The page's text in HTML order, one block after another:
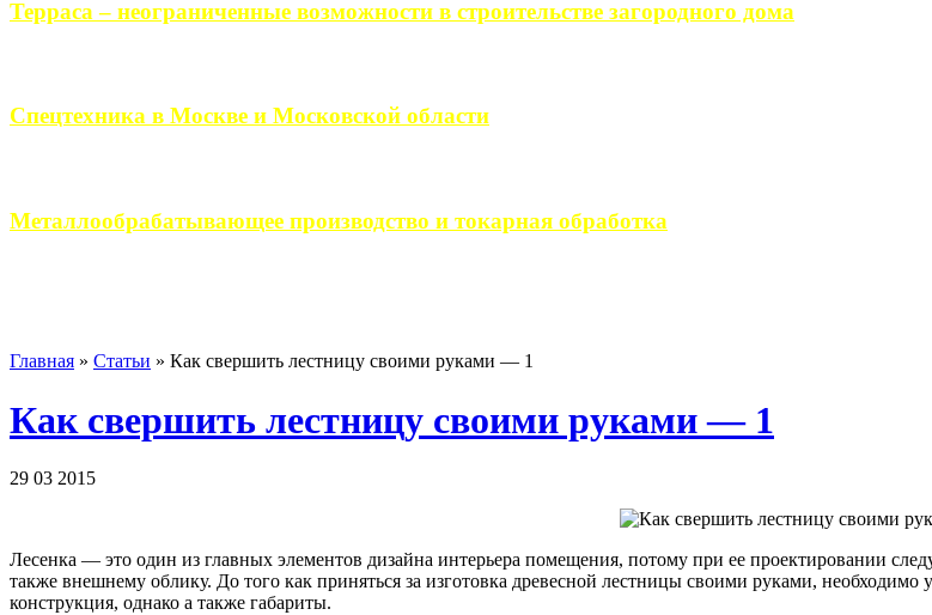
Терраса – неограниченные возможности в строительстве загородного дома
Спецтехника в Москве и Московской области
Металлообрабатывающее производство и токарная обработка
Главная » Статьи » Как свершить лестницу своими руками — 1
Как свершить лестницу своими руками — 1
29 03 2015
Лесенка — это один из главных элементов дизайна интерьера помещения, потому при ее проектировании
также внешнему облику. До того как приняться за изготовка древесной лестницы своими руками, необходимо
конструкция, однако а также габариты.